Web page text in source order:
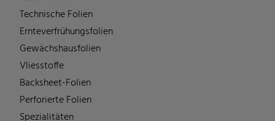
Technische Folien
Ernteverfrühungsfolien
Gewächshausfolien
Vliesstoffe
Backsheet-Folien
Perforierte Folien
Spezialitäten